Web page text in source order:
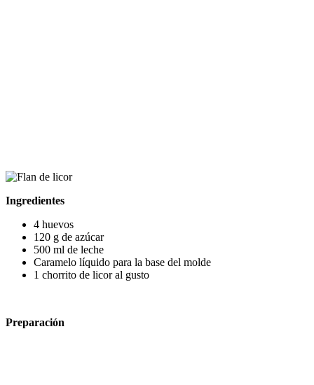
Ingredientes
4 huevos
120 g de azúcar
500 ml de leche
Caramelo líquido para la base del molde
1 chorrito de licor al gusto
Preparación